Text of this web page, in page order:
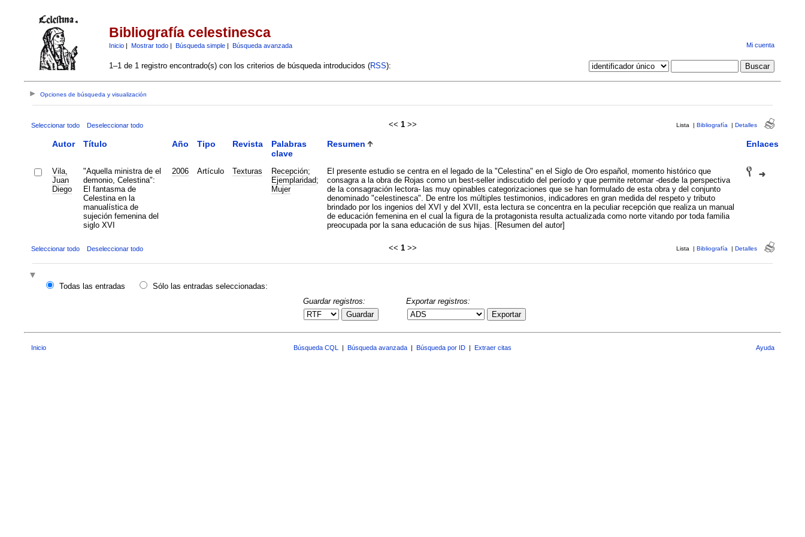
Bibliografía celestinesca
Inicio| Mostrar todo| Búsqueda simple| Búsqueda avanzada Mi cuenta
1–1 de 1 registro encontrado(s) con los criterios de búsqueda introducidos (RSS):
Opciones de búsqueda y visualización
Seleccionar todo Deseleccionar todo << 1 >> Lista | Bibliografía | Detalles
Autor Título Año Tipo Revista
Palabras
clave
Resumen Enlaces
Vila,
Juan
Diego
"Aquella ministra de el
demonio, Celestina":
El fantasma de
Celestina en la
manualística de
sujeción femenina del
siglo XVI
2006 Artículo Texturas Recepción;
Ejemplaridad;
Mujer
El presente estudio se centra en el legado de la "Celestina" en el Siglo de Oro español, momento histórico que
consagra a la obra de Rojas como un best-seller indiscutido del período y que permite retomar -desde la perspectiva
de la consagración lectora- las muy opinables categorizaciones que se han formulado de esta obra y del conjunto
denominado "celestinesca". De entre los múltiples testimonios, indicadores en gran medida del respeto y tributo
brindado por los ingenios del XVI y del XVII, esta lectura se concentra en la peculiar recepción que realiza un manual
de educación femenina en el cual la figura de la protagonista resulta actualizada como norte vitando por toda familia
preocupada por la sana educación de sus hijas. [Resumen del autor]
Seleccionar todo Deseleccionar todo << 1 >> Lista | Bibliografía | Detalles
Todas las entradas
Sólo las entradas seleccionadas:
Guardar registros:
Guardar
Exportar registros:
Exportar
Inicio Búsqueda CQL Búsqueda avanzada Búsqueda por ID Extraer citas Ayuda